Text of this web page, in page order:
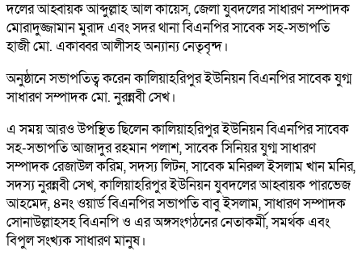
দলের আহ্বায়ক আব্দুল্লাহ আল কায়েস, জেলা যুবদলের সাধারণ সম্পাদক
মোরাদুজ্জামান মুরাদ এবং সদর থানা বিএনপির সাবেক সহ-সভাপতি
হাজী মো. একাব্বর আলীসহ অন্যান্য নেতৃবৃন্দ।
অনুষ্ঠানে সভাপতিত্ব করেন কালিয়াহরিপুর ইউনিয়ন বিএনপির সাবেক যুগ্ম
সাধারণ সম্পাদক মো. নুরন্নবী সেখ।
এ সময় আরও উপস্থিত ছিলেন কালিয়াহরিপুর ইউনিয়ন বিএনপির সাবেক
সহ-সভাপতি আজাদুর রহমান পলাশ, সাবেক সিনিয়র যুগ্ম সাধারণ
সম্পাদক রেজাউল করিম, সদস্য লিটন, সাবেক মনিরুল ইসলাম খান মনির,
সদস্য নুরন্নবী সেখ, কালিয়াহরিপুর ইউনিয়ন যুবদলের আহ্বায়ক পারভেজ
আহমেদ, ৪নং ওয়ার্ড বিএনপির সভাপতি বাবু ইসলাম, সাধারণ সম্পাদক
সোনাউল্লাহসহ বিএনপি ও এর অঙ্গসংগঠনের নেতাকর্মী, সমর্থক এবং
বিপুল সংখ্যক সাধারণ মানুষ।